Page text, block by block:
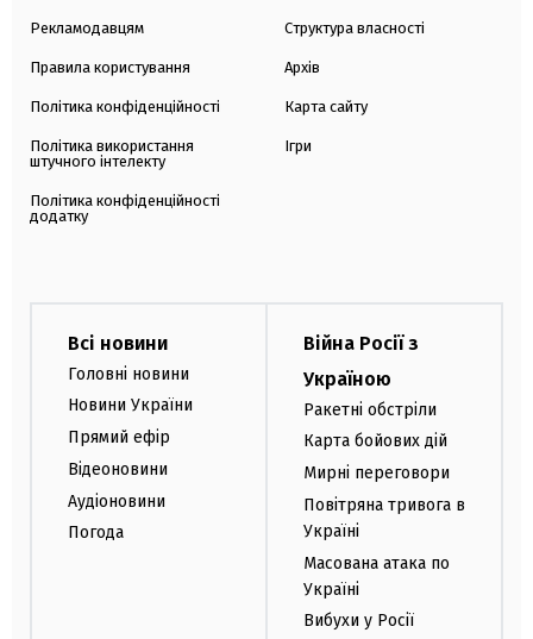
Рекламодавцям
Правила користування
Політика конфіденційності
Політика використання
штучного інтелекту
Політика конфіденційності
додатку
Структура власності
Архів
Карта сайту
Ігри
Всі новини
Головні новини
Новини України
Прямий ефір
Відеоновини
Аудіоновини
Погода
Війна Росії з
Україною
Ракетні обстріли
Карта бойових дій
Мирні переговори
Повітряна тривога в
Україні
Масована атака по
Україні
Вибухи у Росії